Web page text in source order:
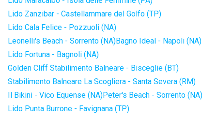
Lido Zanzibar - Castellammare del Golfo (TP)
Lido Cala Felice - Pozzuoli (NA)
Leonelli's Beach - Sorrento (NA)Bagno Ideal - Napoli (NA)
Lido Fortuna - Bagnoli (NA)
Golden Cliff Stabilimento Balneare - Bisceglie (BT)
Stabilimento Balneare La Scogliera - Santa Severa (RM)
Il Bikini - Vico Equense (NA)Peter's Beach - Sorrento (NA)
Lido Punta Burrone - Favignana (TP)